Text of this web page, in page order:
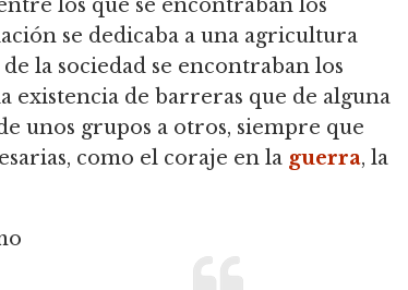
los que se encontraban los
se dedicaba a una agricultura
la sociedad se encontraban los
existencia de barreras que de alguna
unos grupos a otros, siempre que
como el coraje en la guerra, la